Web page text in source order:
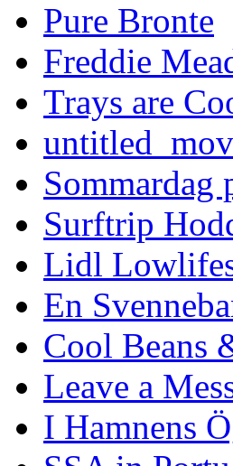
Pure Bronte
Freddie
Trays are
untitled_mov
Sommardag
Surftrip
Lidl
En
Cool Beans
Leave a
I Hamnens